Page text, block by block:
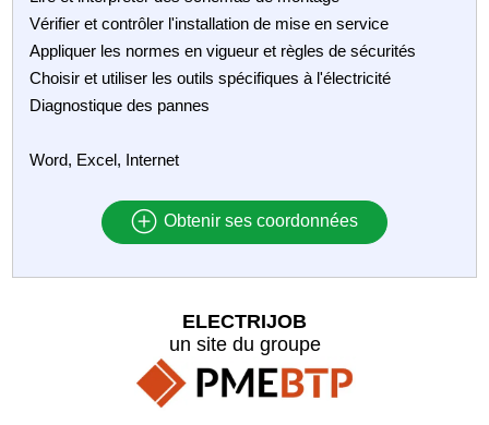
Vérifier et contrôler l'installation de mise en service
Appliquer les normes en vigueur et règles de sécurités
Choisir et utiliser les outils spécifiques à l'électricité
Diagnostique des pannes
Word, Excel, Internet
Obtenir ses coordonnées
ELECTRIJOB
un site du groupe